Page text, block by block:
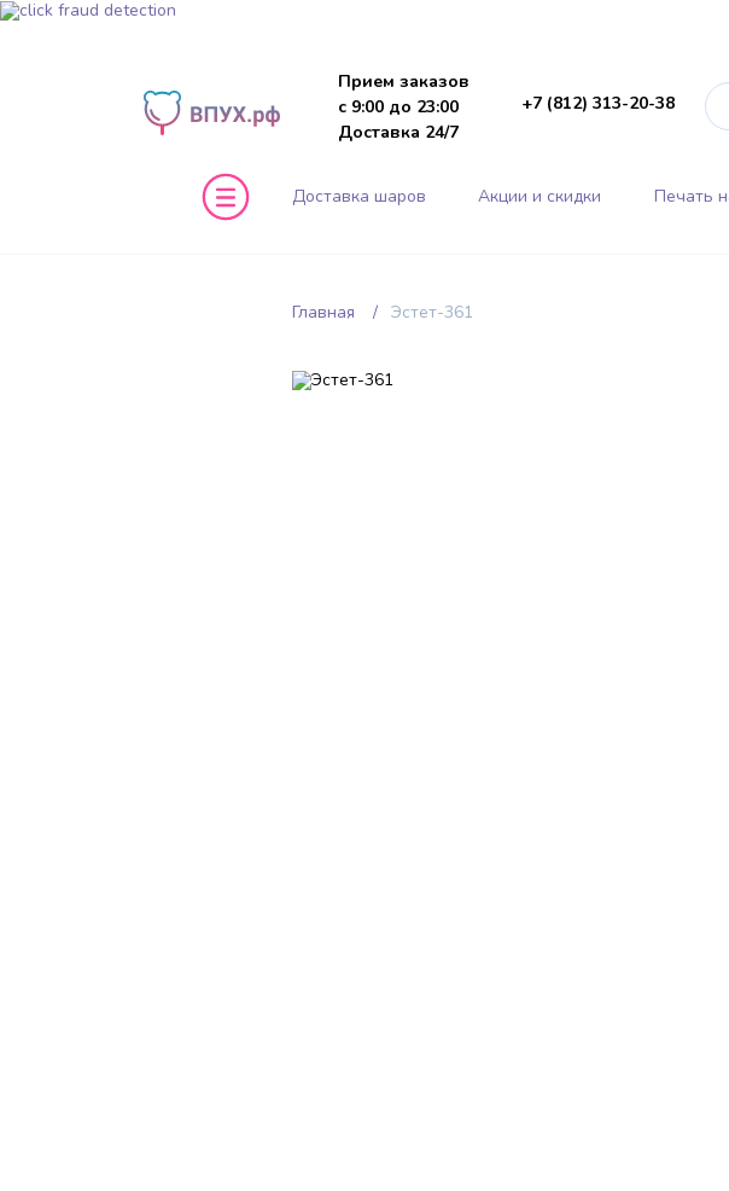
Прием заказов
с 9:00 до 23:00
Доставка 24/7
+7 (812) 313-20-38
Доставка шаров Акции и скидки Печать
Главная Эстет-361